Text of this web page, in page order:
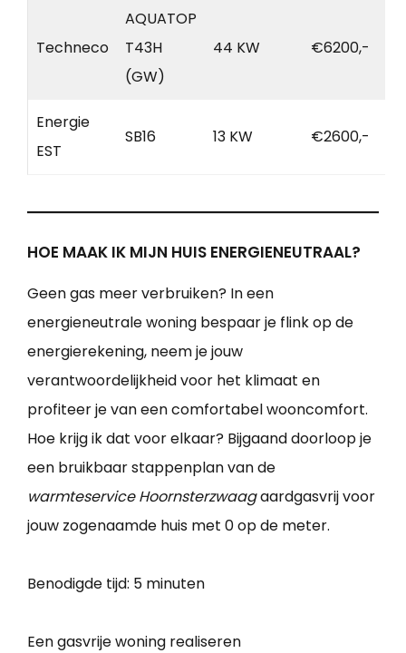
Techneco
AQUATOP
T43H
(GW)
44 KW €6200,-
Energie
EST
SB16 13 KW €2600,-
HOE MAAK IK MIJN HUIS ENERGIENEUTRAAL?
Geen gas meer verbruiken? In een
energieneutrale woning bespaar je flink op de
energierekening, neem je jouw
verantwoordelijkheid voor het klimaat en
profiteer je van een comfortabel wooncomfort.
Hoe krijg ik dat voor elkaar? Bijgaand doorloop je
een bruikbaar stappenplan van de
warmteservice Hoornsterzwaagaardgasvrij voor
jouw zogenaamde huis met 0 op de meter.
Benodigde tijd: 5 minuten
Een gasvrije woning realiseren